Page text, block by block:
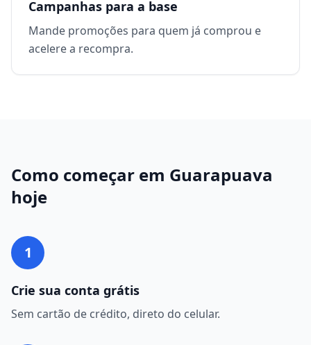
Campanhas para a base
Mande promoções para quem já comprou e
acelere a recompra.
Como começar em Guarapuava
hoje
1
Crie sua conta grátis
Sem cartão de crédito, direto do celular.